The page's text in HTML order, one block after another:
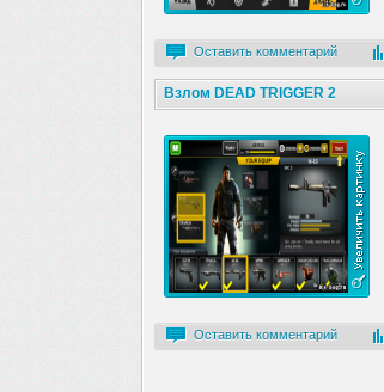
Оставить комментарий
Взлом DEAD TRIGGER 2
Оставить комментарий